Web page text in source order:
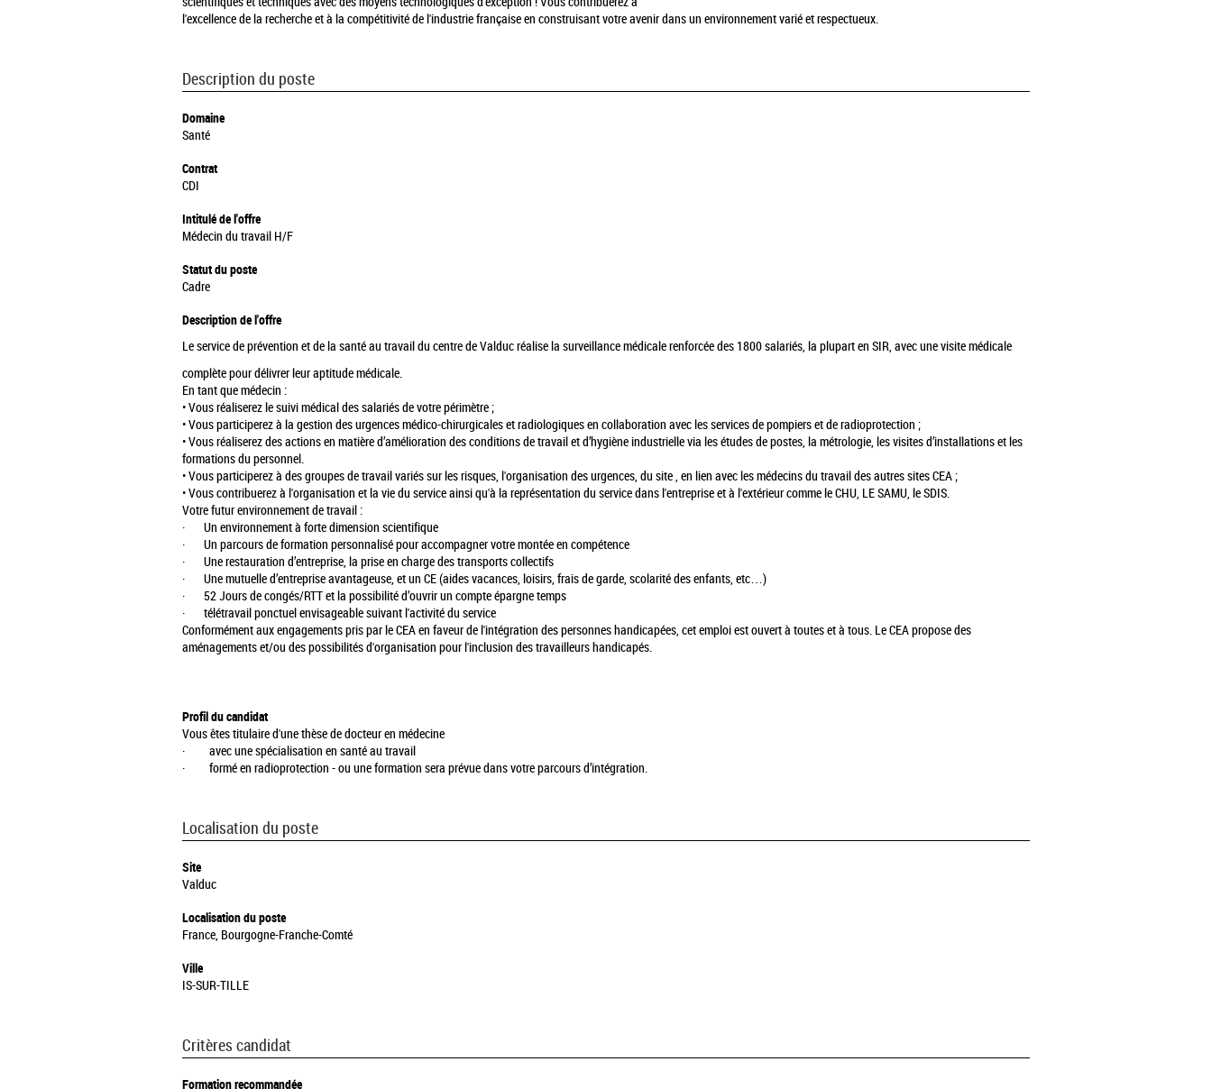
l'excellence de la recherche et à la compétitivité de l'industrie française en construisant votre avenir dans un environnement varié et respectueux.
Description du poste
Domaine
Santé
Contrat
CDI
Intitulé de l'offre
Médecin du travail H/F
Statut du poste
Cadre
Description de l'offre
Le service de prévention et de la santé au travail du centre de Valduc réalise la surveillance médicale renforcée des 1800 salariés, la plupart en SIR, avec une visite médicale
complète pour délivrer leur aptitude médicale.
En tant que médecin :
• Vous réaliserez le suivi médical des salariés de votre périmètre ;
• Vous participerez à la gestion des urgences médico-chirurgicales et radiologiques en collaboration avec les services de pompiers et de radioprotection ;
• Vous réaliserez des actions en matière d’amélioration des conditions de travail et d’hygiène industrielle via les études de postes, la métrologie, les visites d’installations et les
formations du personnel.
• Vous participerez à des groupes de travail variés sur les risques, l'organisation des urgences, du site , en lien avec les médecins du travail des autres sites CEA ;
• Vous contribuerez à l'organisation et la vie du service ainsi qu'à la représentation du service dans l'entreprise et à l'extérieur comme le CHU, LE SAMU, le SDIS.
Votre futur environnement de travail :
· Un environnement à forte dimension scientifique
· Un parcours de formation personnalisé pour accompagner votre montée en compétence
· Une restauration d’entreprise, la prise en charge des transports collectifs
· Une mutuelle d’entreprise avantageuse, et un CE (aides vacances, loisirs, frais de garde, scolarité des enfants, etc…)
· 52 Jours de congés/RTT et la possibilité d’ouvrir un compte épargne temps
· télétravail ponctuel envisageable suivant l'activité du service
Conformément aux engagements pris par le CEA en faveur de l'intégration des personnes handicapées, cet emploi est ouvert à toutes et à tous. Le CEA propose des
aménagements et/ou des possibilités d'organisation pour l'inclusion des travailleurs handicapés.
Profil du candidat
Vous êtes titulaire d'une thèse de docteur en médecine
· avec une spécialisation en santé au travail
· formé en radioprotection - ou une formation sera prévue dans votre parcours d’intégration.
Localisation du poste
Site
Valduc
Localisation du poste
France, Bourgogne-Franche-Comté
Ville
IS-SUR-TILLE
Critères candidat
Formation recommandée